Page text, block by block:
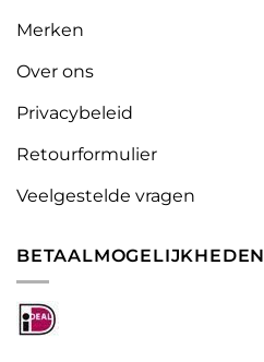
Merken
Over ons
Privacybeleid
Retourformulier
Veelgestelde vragen
BETAALMOGELIJKHEDEN